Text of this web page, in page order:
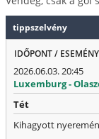
tippszelvény
IDŐPONT / ESEMÉNY
2026.06.03. 20:45
Luxemburg -
Tét
Kihagyott